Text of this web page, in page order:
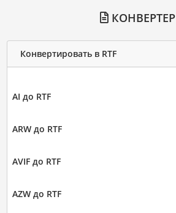
КОНВЕРТЕР
Конвертировать в RTF
AI до RTF
ARW до RTF
AVIF до RTF
AZW до RTF